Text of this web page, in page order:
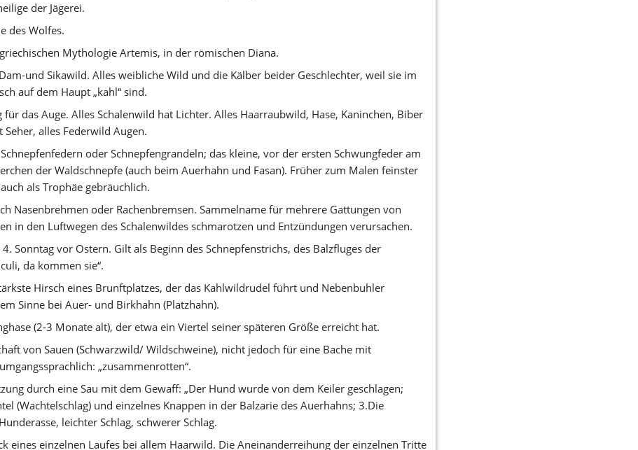
der Jägerei.
des Wolfes.
Mythologie Artemis, in der römischen Diana.
und Sikawild. Alles weibliche Wild und die Kälber beider Geschlechter, weil sie im
auf dem Haupt „kahl“ sind.
das Auge. Alles Schalenwild hat Lichter. Alles Haarraubwild, Hase, Kaninchen, Biber
alles Federwild Augen.
oder Schnepfengrandeln; das kleine, vor der ersten Schwungfeder am
der Waldschnepfe (auch beim Auerhahn und Fasan). Früher zum Malen feinster
als Trophäe gebräuchlich.
Nasenbrehmen oder Rachenbremsen. Sammelname für mehrere Gattungen von
in den Luftwegen des Schalenwildes schmarotzen und Entzündungen verursachen.
Sonntag vor Ostern. Gilt als Beginn des Schnepfenstrichs, des Balzfluges der
da kommen sie“.
Hirsch eines Brunftplatzes, der das Kahlwildrudel führt und Nebenbuhler
Sinne bei Auer- und Birkhahn (Platzhahn).
(2-3 Monate alt), der etwa ein Viertel seiner späteren Größe erreicht hat.
von Sauen (Schwarzwild/ Wildschweine), nicht jedoch für eine Bache mit
„zusammenrotten“.
durch eine Sau mit dem Gewaff: „Der Hund wurde von dem Keiler geschlagen;
(Wachtelschlag) und einzelnes Knappen in der Balzarie des Auerhahns; 3.Die
leichter Schlag, schwerer Schlag.
eines einzelnen Laufes bei allem Haarwild. Die Aneinanderreihung der einzelnen Tritte